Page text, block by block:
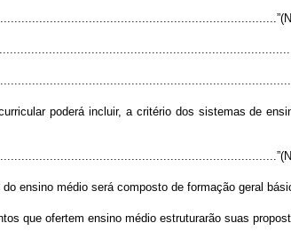
poderá incluir, a critério dos sistemas de
ensino médio será composto de formação geral
que ofertem ensino médio estruturarão suas